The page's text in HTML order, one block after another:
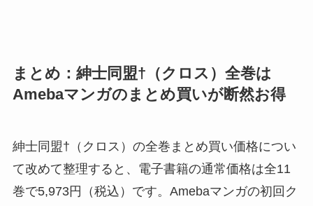
まとめ：紳士同盟†（クロス）全巻は
Amebaマンガのまとめ買いが断然お得
紳士同盟†（クロス）の全巻まとめ買い価格につい
て改めて整理すると、電子書籍の通常価格は全11
巻で5,973円（税込）です。Amebaマンガの初回ク